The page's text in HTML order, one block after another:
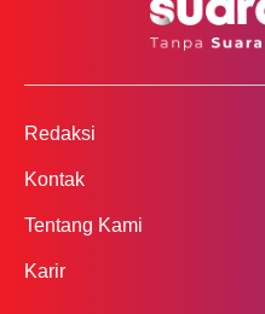
Redaksi
Kontak
Tentang Kami
Karir